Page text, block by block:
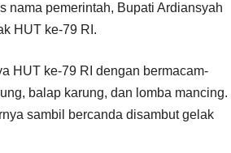
nama pemerintah, Bupati Ardiansyah
HUT ke-79 RI.
HUT ke-79 RI dengan bermacam-
balap karung, dan lomba mancing.
sambil bercanda disambut gelak